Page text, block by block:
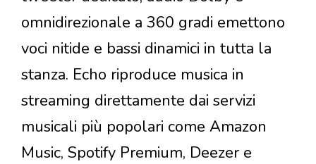
omnidirezionale a 360 gradi emettono
voci nitide e bassi dinamici in tutta la
stanza. Echo riproduce musica in
streaming direttamente dai servizi
musicali più popolari come Amazon
Music, Spotify Premium, Deezer e